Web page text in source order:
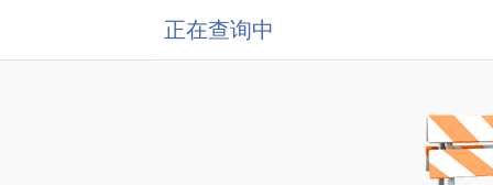
正在查询中